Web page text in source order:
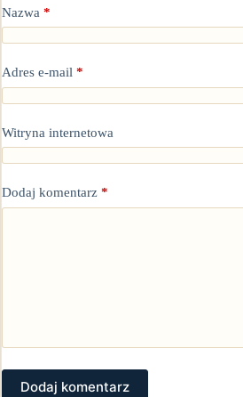
Nazwa *
Adres e-mail *
Witryna internetowa
Dodaj komentarz *
Dodaj komentarz